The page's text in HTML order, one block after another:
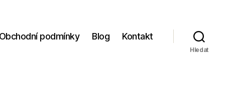
Obchodní podmínky Blog Kontakt
Hledat